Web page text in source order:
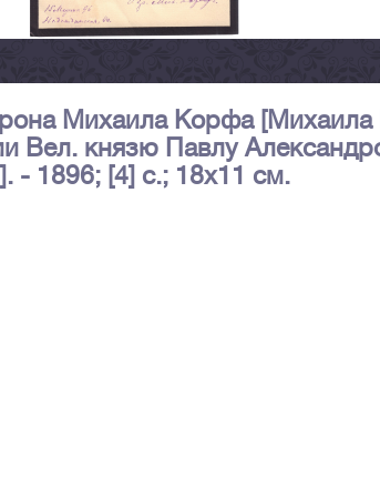
Михаила Корфа [Михаила
Вел. князю Павлу
- 1896; [4] c.; 18х11 см.